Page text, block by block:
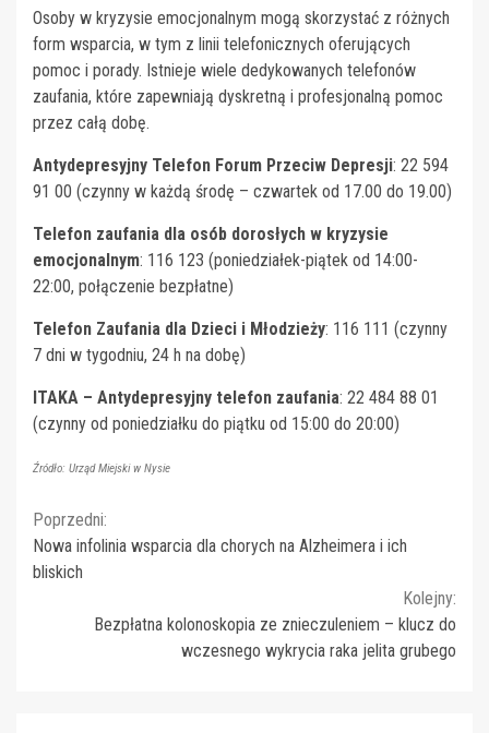
Osoby w kryzysie emocjonalnym mogą skorzystać z różnych
form wsparcia, w tym z linii telefonicznych oferujących
pomoc i porady. Istnieje wiele dedykowanych telefonów
zaufania, które zapewniają dyskretną i profesjonalną pomoc
przez całą dobę.
Antydepresyjny Telefon Forum Przeciw Depresji: 22 594
91 00 (czynny w każdą środę – czwartek od 17.00 do 19.00)
Telefon zaufania dla osób dorosłych w kryzysie
emocjonalnym: 116 123 (poniedziałek-piątek od 14:00-
22:00, połączenie bezpłatne)
Telefon Zaufania dla Dzieci i Młodzieży: 116 111 (czynny
7 dni w tygodniu, 24 h na dobę)
ITAKA – Antydepresyjny telefon zaufania: 22 484 88 01
(czynny od poniedziałku do piątku od 15:00 do 20:00)
Źródło: Urząd Miejski w Nysie
Continue
Reading
Poprzedni:
Nowa infolinia wsparcia dla chorych na Alzheimera i ich
bliskich
Kolejny:
Bezpłatna kolonoskopia ze znieczuleniem – klucz do
wczesnego wykrycia raka jelita grubego